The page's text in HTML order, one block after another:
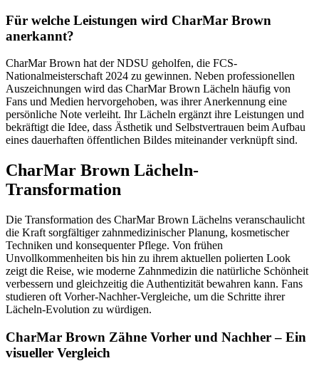
Für welche Leistungen wird CharMar Brown
anerkannt?
CharMar Brown hat der NDSU geholfen, die FCS-
Nationalmeisterschaft 2024 zu gewinnen. Neben professionellen
Auszeichnungen wird das CharMar Brown Lächeln häufig von
Fans und Medien hervorgehoben, was ihrer Anerkennung eine
persönliche Note verleiht. Ihr Lächeln ergänzt ihre Leistungen und
bekräftigt die Idee, dass Ästhetik und Selbstvertrauen beim Aufbau
eines dauerhaften öffentlichen Bildes miteinander verknüpft sind.
CharMar Brown Lächeln-
Transformation
Die Transformation des CharMar Brown Lächelns veranschaulicht
die Kraft sorgfältiger zahnmedizinischer Planung, kosmetischer
Techniken und konsequenter Pflege. Von frühen
Unvollkommenheiten bis hin zu ihrem aktuellen polierten Look
zeigt die Reise, wie moderne Zahnmedizin die natürliche Schönheit
verbessern und gleichzeitig die Authentizität bewahren kann. Fans
studieren oft Vorher-Nachher-Vergleiche, um die Schritte ihrer
Lächeln-Evolution zu würdigen.
CharMar Brown Zähne Vorher und Nachher – Ein
visueller Vergleich